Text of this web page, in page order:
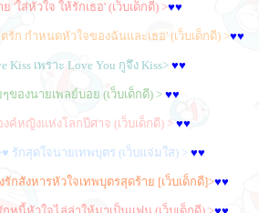
'ใส่หัวใจ ให้รักเธอ' (เว็บเด็กดี) >♥♥
ก กำหนดหัวใจของฉันและเธอ' (เว็บเด็กดี) >♥♥
Kiss เพราะ Love You กูจึง Kiss> ♥♥
ของนายเพลย์บอย (เว็บเด็กดี) > ♥♥
งค์หญิงแห่งโลกปีศาจ (เว็บเด็กดี) > ♥♥
รักสุดใจนายเทพบุตร (เว็บเเจ่มใส) > ♥♥
รักสังหารหัวใจเทพบุตรสุดร้าย [เว็บเด็กดี]>♥♥